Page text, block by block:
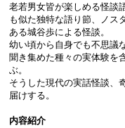
老若男女皆が楽しめる怪談
も似た独特な語り節、ノス
ある城谷歩による怪談。
幼い頃から自身でも不思議
聞き集めた種々の実体験を
ぶ。
そうした現代の実話怪談、
届けする。
内容紹介